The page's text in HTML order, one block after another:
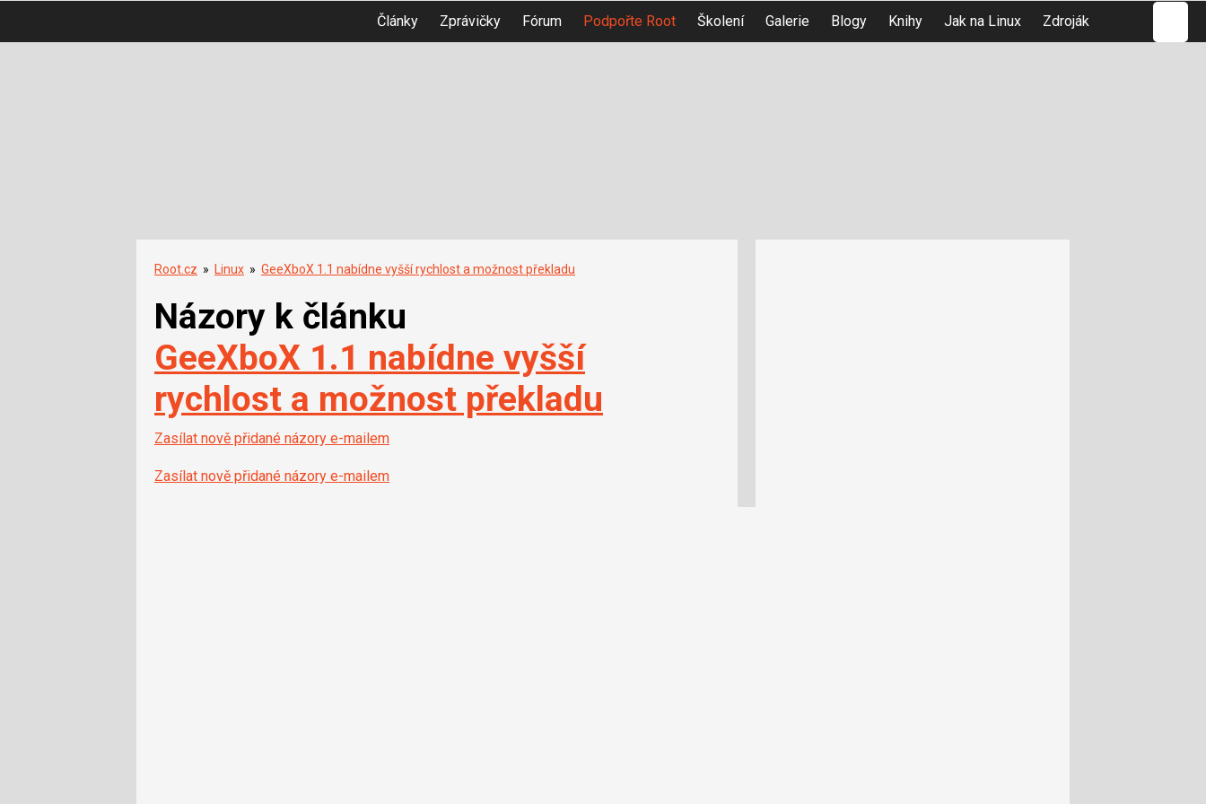
Články Zprávičky Fórum Podpořte Root Školení Galerie Blogy Knihy Jak na Linux Zdroják
Root.cz » Linux » GeeXboX 1.1 nabídne vyšší rychlost a možnost překladu
Názory k článku
GeeXboX 1.1 nabídne vyšší
rychlost a možnost překladu
Zasílat nově přidané názory e-mailem
Zasílat nově přidané názory e-mailem